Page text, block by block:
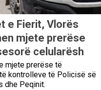
e Fierit, Vlorës
mjete prerëse
celularësh
mjete prerëse të
kontrolleve të Policisë së
dhe Peqinit.